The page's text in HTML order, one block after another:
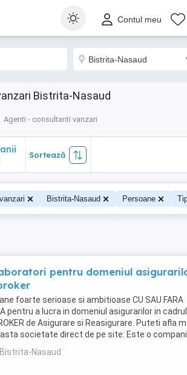
Contul meu
Bistrita-Nasaud
Agenti - consultanti vanzari
Sortează
Bistrita-Nasaud Persoane
pentru domeniul
foarte serioase si ambitioase CU SAU FARA
pentru a lucra in domeniul asigurarilor in
de Asigurare si Reasigurare. Puteti afla
societate direct de pe site: Este o
asigurare din Romania ...
Nasaud